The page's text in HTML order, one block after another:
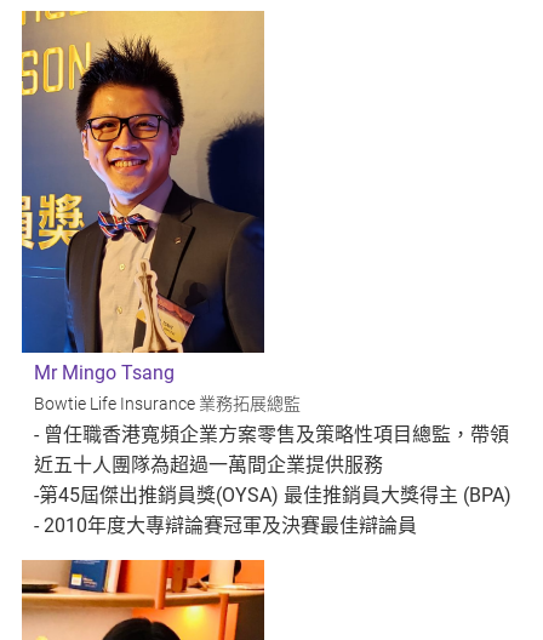
Mr Mingo Tsang
Bowtie Life Insurance 業務拓展總監
- 曾任職香港寬頻企業方案零售及策略性項目總監，帶領
近五十人團隊為超過一萬間企業提供服務
-第45屆傑出推銷員獎(OYSA) 最佳推銷員大獎得主 (BPA)
- 2010年度大專辯論賽冠軍及決賽最佳辯論員